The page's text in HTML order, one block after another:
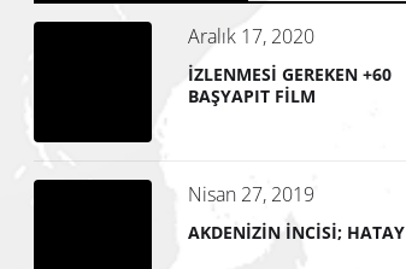
Aralık 17, 2020
İZLENMESİ GEREKEN +60
BAŞYAPIT FİLM
Nisan 27, 2019
AKDENİZİN İNCİSİ; HATAY